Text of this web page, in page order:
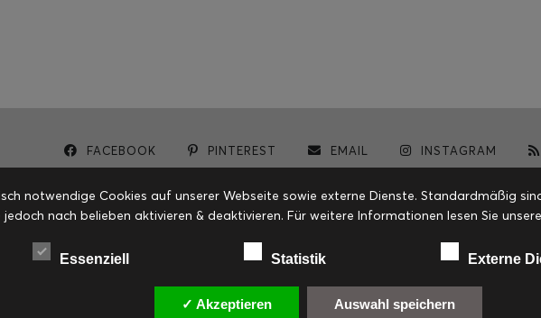
FACEBOOK PINTEREST EMAIL INSTAGRAM
notwendige Cookies auf unserer Webseite sowie externe Dienste. Standardmäßig
jedoch nach belieben aktivieren & deaktivieren. Für weitere Informationen lesen Sie
Essenziell Statistik Externe
✓ Akzeptieren Auswahl speichern